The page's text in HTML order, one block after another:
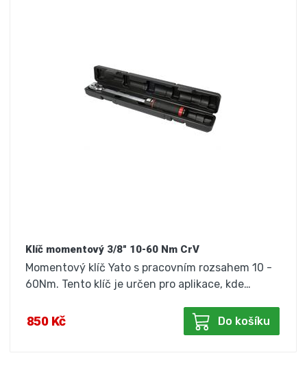
Klíč momentový 3/8" 10-60 Nm CrV
Momentový klíč Yato s pracovním rozsahem 10 -
60Nm. Tento klíč je určen pro aplikace, kde…
850 Kč Do košíku